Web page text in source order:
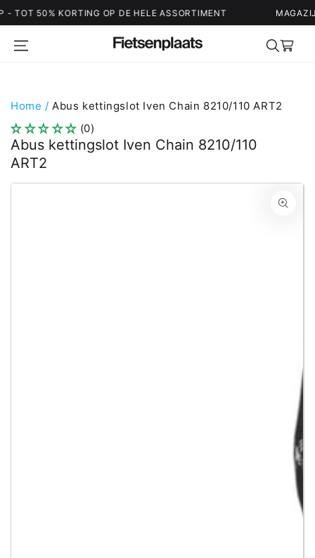
50% KORTING OP DE HELE ASSORTIMENT MAGAZIJN
Home /Abus kettingslot Iven Chain 8210/110 ART2
(0)
Abus kettingslot Iven Chain 8210/110
ART2